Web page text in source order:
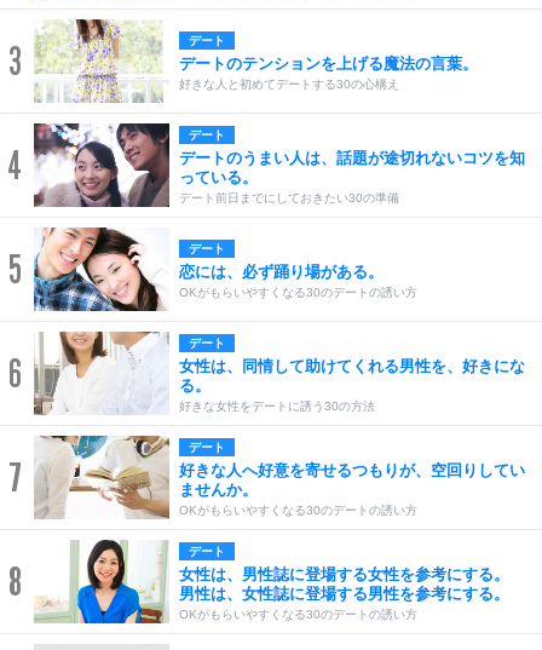
3 デート
デートのテンションを上げる魔法の言葉。
好きな人と初めてデートする30の心構え
4
デート
デートのうまい人は、話題が途切れないコツを知
っている。
デート前日までにしておきたい30の準備
5 デート
恋には、必ず踊り場がある。
OKがもらいやすくなる30のデートの誘い方
6
デート
女性は、同情して助けてくれる男性を、好きにな
る。
好きな女性をデートに誘う30の方法
7
デート
好きな人へ好意を寄せるつもりが、空回りしてい
ませんか。
OKがもらいやすくなる30のデートの誘い方
8
デート
女性は、男性誌に登場する女性を参考にする。
男性は、女性誌に登場する男性を参考にする。
OKがもらいやすくなる30のデートの誘い方